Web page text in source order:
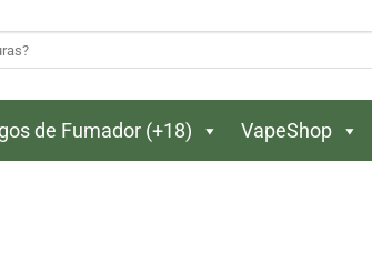
de Fumador (+18) VapeShop